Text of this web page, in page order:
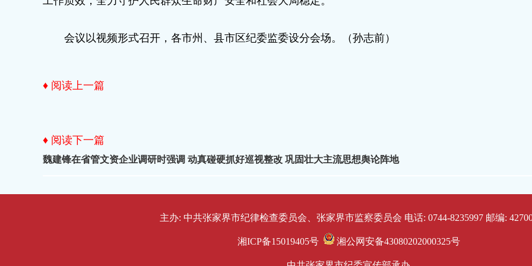
会议以视频形式召开，各市州、县市区纪委监委设分会场。（孙志前）
♦ 阅读上一篇
♦ 阅读下一篇
魏建锋在省管文资企业调研时强调 动真碰硬抓好巡视整改 巩固壮大主流思想舆论阵地
主办: 中共张家界市纪律检查委员会、张家界市监察委员会 电话: 0744-8235997 邮编:
湘ICP备15019405号 湘公网安备43080202000325号